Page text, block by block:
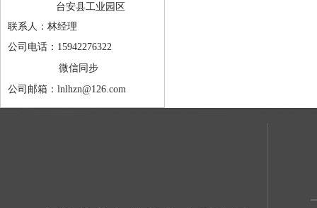
台安县工业园区
联系人：林经理
公司电话：15942276322
微信同步
公司邮箱：lnlhzn@126.com